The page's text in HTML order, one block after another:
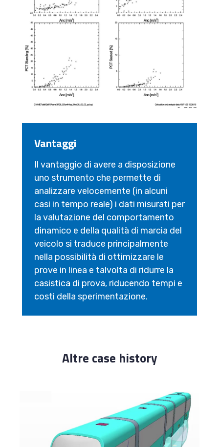
Vantaggi
Il vantaggio di avere a disposizione
uno strumento che permette di
analizzare velocemente (in alcuni
casi in tempo reale) i dati misurati per
la valutazione del comportamento
dinamico e della qualità di marcia del
veicolo si traduce principalmente
nella possibilità di ottimizzare le
prove in linea e talvolta di ridurre la
casistica di prova, riducendo tempi e
costi della sperimentazione.
Altre case history